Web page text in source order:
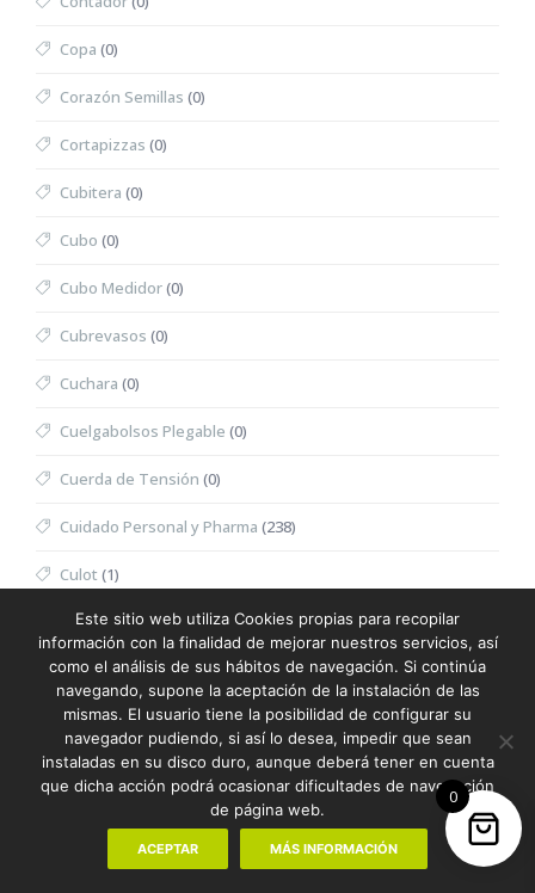
Copa (0)
Corazón Semillas (0)
Cortapizzas (0)
Cubitera (0)
Cubo (0)
Cubo Medidor(0)
Cubrevasos (0)
Cuchara (0)
Cuelgabolsos Plegable (0)
Cuerda de Tensión (0)
Cuidado Personal y Pharma (238)
Culot (1)
Cúter(0)
Cutter (0)
Decantador (0)
Delantal (4)
(0)
Deporte y Aventura
0
Este sitio web utiliza Cookies propias para recopilar
información con la finalidad de mejorar nuestros servicios, así
como el análisis de sus hábitos de navegación. Si continúa
navegando, supone la aceptación de la instalación de las
mismas. El usuario tiene la posibilidad de configurar su
navegador pudiendo, si así lo desea, impedir que sean
instaladas en su disco duro, aunque deberá tener en cuenta
que dicha acción podrá ocasionar dificultades de navegación
de página web.
ACEPTAR MÁS INFORMACIÓN